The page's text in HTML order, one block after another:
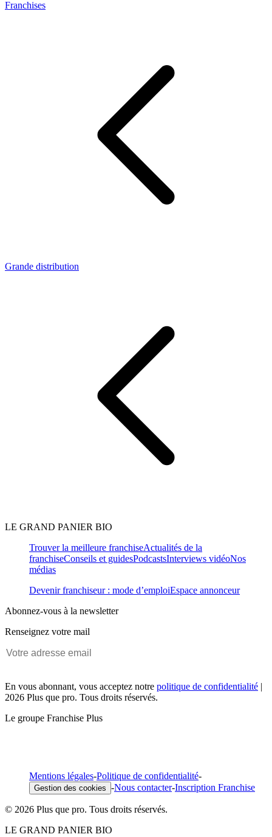
Franchises
Grande distribution
LE GRAND PANIER BIO
Trouver la meilleure franchiseActualités de la
franchiseConseils et guidesPodcastsInterviews vidéoNos
médias
Devenir franchiseur : mode d’emploiEspace annonceur
Abonnez-vous à la newsletter
Renseignez votre mail
En vous abonnant, vous acceptez notre politique de confidentialité |
2026 Plus que pro. Tous droits réservés.
Le groupe Franchise Plus
Mentions légales-Politique de confidentialité-
Gestion des cookies -Nous contacter-Inscription Franchise
© 2026 Plus que pro. Tous droits réservés.
LE GRAND PANIER BIO